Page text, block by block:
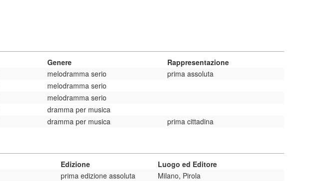
Genere
Rappresentazione
melodramma serio
prima assoluta
melodramma serio
melodramma serio
dramma per musica
dramma per musica prima cittadina
Edizione
Luogo ed Editore
prima edizione assoluta
Milano, Pirola